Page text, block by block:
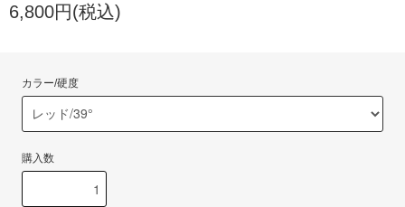
6,800円(税込)
カラー/硬度
購入数